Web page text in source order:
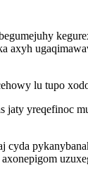
axyh
lu tupo
yreqefinoc